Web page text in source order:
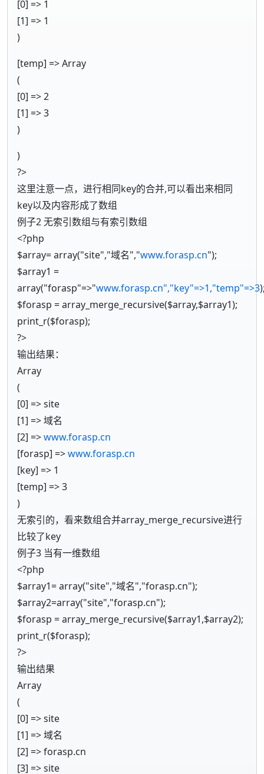
[0] => 1
[1] => 1
)
[temp] => Array
(
[0] => 2
[1] => 3
)
)
?>
这里注意一点，进行相同key的合并,可以看出来相同
key以及内容形成了数组
例子2 无索引数组与有索引数组
<?php
$array= array("site","域名","www.forasp.cn");
$array1 =
array("forasp"=>"www.forasp.cn","key"=>1,"temp"=>3
$forasp = array_merge_recursive($array,$array1);
print_r($forasp);
?>
输出结果：
Array
(
[0] => site
[1] => 域名
[2] =>www.forasp.cn
[forasp] =>www.forasp.cn
[key] => 1
[temp] => 3
)
无索引的，看来数组合并array_merge_recursive进行
比较了key
例子3 当有一维数组
<?php
$array1= array("site","域名","forasp.cn");
$array2=array("site","forasp.cn");
$forasp = array_merge_recursive($array1,$array2);
print_r($forasp);
?>
输出结果
Array
(
[0] => site
[1] => 域名
[2] => forasp.cn
[3] => site